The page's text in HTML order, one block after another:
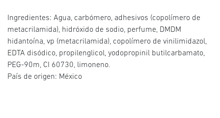
Ingredientes: Agua, carbómero, adhesivos (copolímero de
metacrilamida), hidróxido de sodio, perfume, DMDM
hidantoína, vp (metacrilamida), copolímero de vinilimidazol,
EDTA disódico, propilenglicol, yodopropinil butilcarbamato,
PEG-90m, CI 60730, limoneno.
País de origen: México